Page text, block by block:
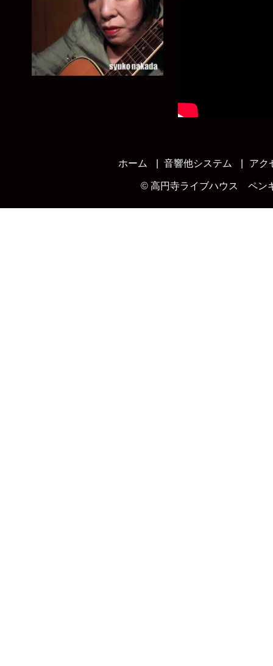
ホーム 音響他システム アク
© 高円寺ライブハウス ペン